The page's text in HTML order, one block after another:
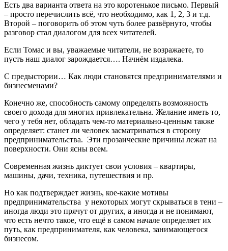
Есть два варианта ответа на это коротенькое письмо. Первый
– просто перечислить всё, что необходимо, как 1, 2, 3 и т.д.
Второй – поговорить об этом чуть более развёрнуто, чтобы
разговор стал диалогом для всех читателей.
Если Томас и вы, уважаемые читатели, не возражаете, то
пусть наш диалог зарождается…. Начнём издалека.
С предыстории… Как люди становятся предпринимателями и
бизнесменами?
Конечно же, способность самому определять возможность
своего дохода для многих привлекательна. Желание иметь то,
чего у тебя нет, обладать чем-то материально-ценным также
определяет: станет ли человек засматриваться в сторону
предпринимательства. Эти прозаические причины лежат на
поверхности. Они ясны всем.
Современная жизнь диктует свои условия – квартиры,
машины, дачи, техника, путешествия и пр.
Но как подтверждает жизнь, кое-какие мотивы
предпринимательства у некоторых могут скрываться в тени –
иногда люди это прячут от других, а иногда и не понимают,
что есть нечто такое, что ещё в самом начале определяет их
путь, как предпринимателя, как человека, занимающегося
бизнесом.